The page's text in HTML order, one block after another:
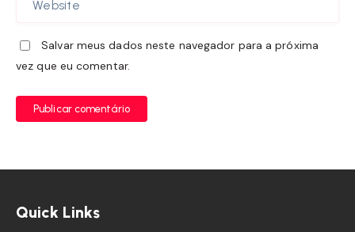
Salvar meus dados neste navegador para a próxima
vez que eu comentar.
Publicar comentário
Quick Links